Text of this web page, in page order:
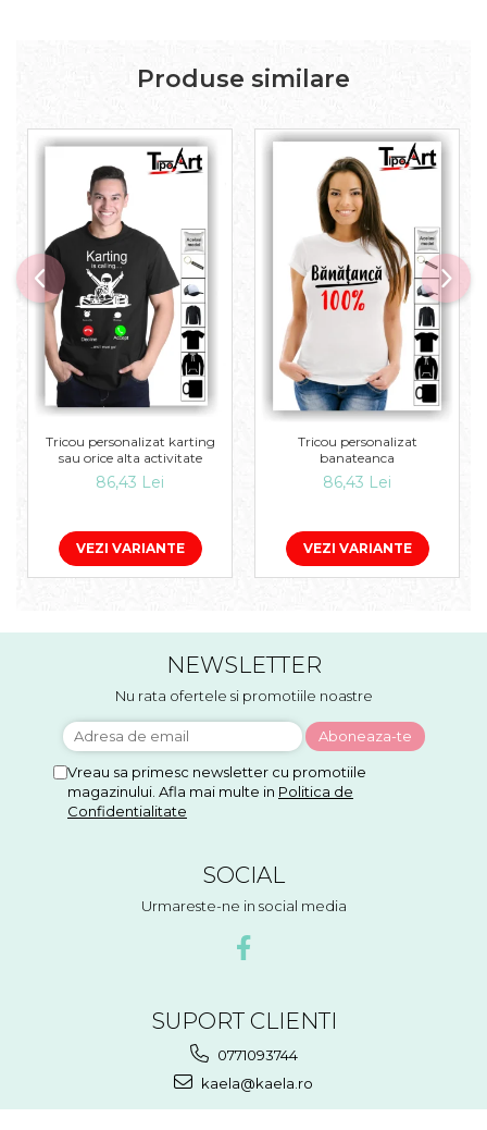
Produse similare
Tricou personalizat karting
sau orice alta activitate
86,43 Lei
VEZI VARIANTE
Tricou personalizat
banateanca
86,43 Lei
VEZI VARIANTE
NEWSLETTER
Nu rata ofertele si promotiile noastre
Vreau sa primesc newsletter cu promotiile
magazinului. Afla mai multe in Politica de
Confidentialitate
SOCIAL
Urmareste-ne in social media
SUPORT CLIENTI
0771093744
kaela@kaela.ro